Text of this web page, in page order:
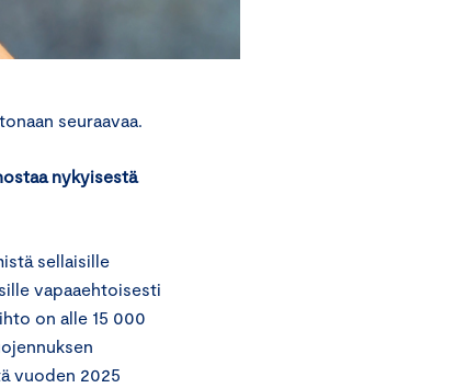
seuraavaa.
nykyisestä
sellaisille
vapaaehtoisesti
on alle 15 000
vuoden 2025